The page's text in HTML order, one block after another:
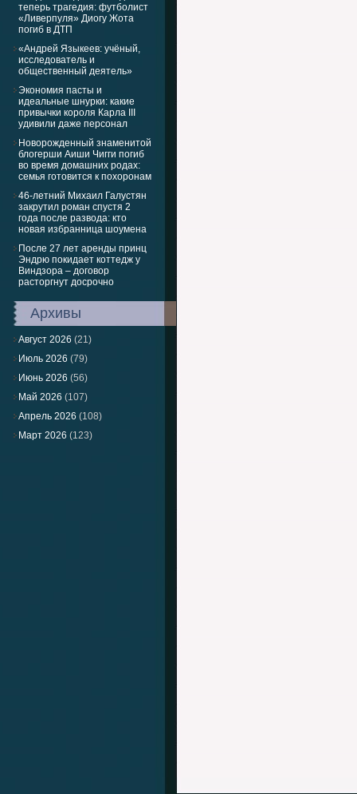
теперь трагедия: футболист
«Ливерпуля» Диогу Жота
погиб в ДТП
«Андрей Языкеев: учёный,
исследователь и
общественный деятель»
Экономия пасты и
идеальные шнурки: какие
привычки короля Карла III
удивили даже персонал
Новорожденный знаменитой
блогерши Аиши Чигги погиб
во время домашних родах:
семья готовится к похоронам
46-летний Михаил Галустян
закрутил роман спустя 2
года после развода: кто
новая избранница шоумена
После 27 лет аренды принц
Эндрю покидает коттедж у
Виндзора – договор
расторгнут досрочно
Архивы
Август 2026 (21)
Июль 2026 (79)
Июнь 2026 (56)
Май 2026 (107)
Апрель 2026 (108)
Март 2026 (123)